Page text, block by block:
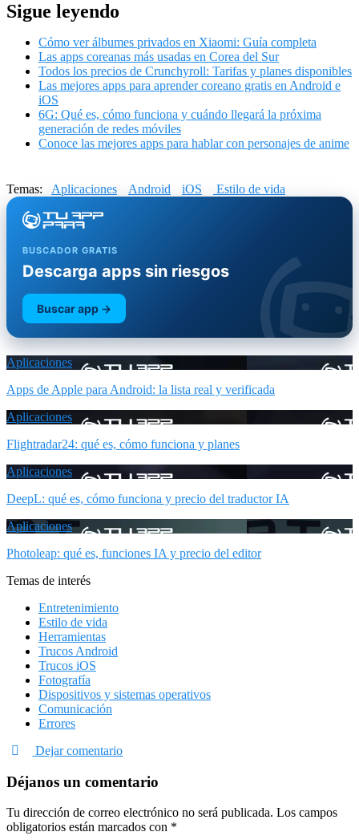
Sigue leyendo
Cómo ver álbumes privados en Xiaomi: Guía completa
Las apps coreanas más usadas en Corea del Sur
Todos los precios de Crunchyroll: Tarifas y planes disponibles
Las mejores apps para aprender coreano gratis en Android e
iOS
6G: Qué es, cómo funciona y cuándo llegará la próxima
generación de redes móviles
Conoce las mejores apps para hablar con personajes de anime
Temas: Aplicaciones Android iOS Estilo de vida
BUSCADOR GRATIS
Descarga apps sin riesgos
Buscar app →
Aplicaciones
Apps de Apple para Android: la lista real y verificada
Aplicaciones
Flightradar24: qué es, cómo funciona y planes
Aplicaciones
DeepL: qué es, cómo funciona y precio del traductor IA
Aplicaciones
Photoleap: qué es, funciones IA y precio del editor
Temas de interés
Entretenimiento
Estilo de vida
Herramientas
Trucos Android
Trucos iOS
Fotografía
Dispositivos y sistemas operativos
Comunicación
Errores
Dejar comentario
Déjanos un comentario
Tu dirección de correo electrónico no será publicada. Los campos
obligatorios están marcados con *